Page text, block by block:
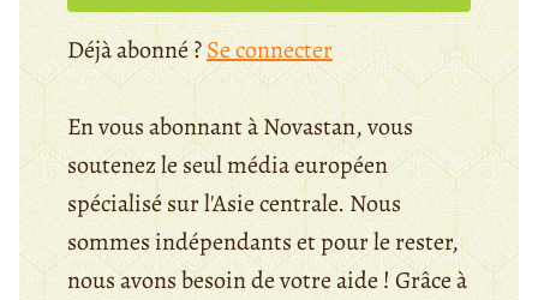
Déjà abonné ?Se connecter
En vous abonnant à Novastan, vous
soutenez le seul média européen
spécialisé sur l'Asie centrale. Nous
sommes indépendants et pour le rester,
nous avons besoin de votre aide ! Grâce à